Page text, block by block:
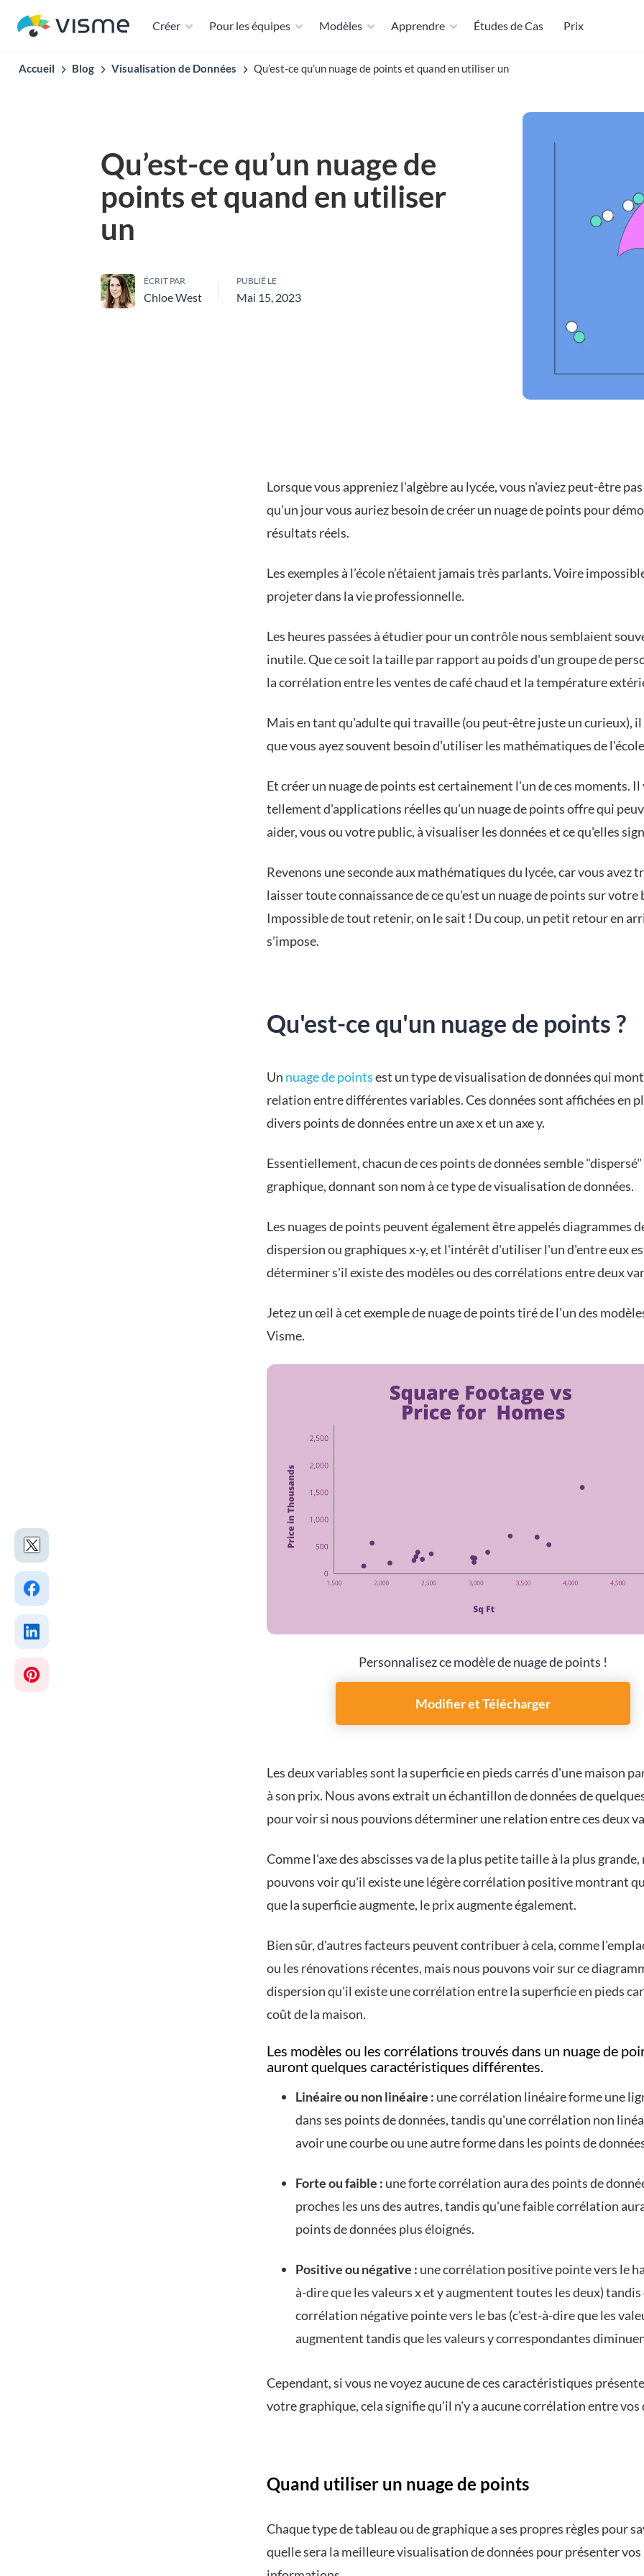
Créer Pour les équipes Modèles Apprendre Études de Cas Prix
Accueil Blog Visualisation de Données Qu’est-ce qu’un nuage de points et quand en utiliser un
Qu’est-ce qu’un nuage de
points et quand en utiliser
un
ÉCRIT PAR
Chloe West
PUBLIÉ LE
Mai 15, 2023
Lorsque vous appreniez l'algèbre au lycée, vous n'aviez peut-être
qu'un jour vous auriez besoin de créer un nuage de points pour
résultats réels.
Les exemples à l’école n’étaient jamais très parlants. Voire
projeter dans la vie professionnelle.
Les heures passées à étudier pour un contrôle nous semblaient
inutile. Que ce soit la taille par rapport au poids d'un groupe de
la corrélation entre les ventes de café chaud et la température
Mais en tant qu'adulte qui travaille (ou peut-être juste un curieux), il
que vous ayez souvent besoin d'utiliser les mathématiques de
Et créer un nuage de points est certainement l'un de ces moments. Il
tellement d'applications réelles qu'un nuage de points offre qui
aider, vous ou votre public, à visualiser les données et ce qu'elles
Revenons une seconde aux mathématiques du lycée, car vous avez
laisser toute connaissance de ce qu'est un nuage de points sur votre
Impossible de tout retenir, on le sait ! Du coup, un petit retour en
s’impose.
Qu'est-ce qu'un nuage de points ?
Un nuage de pointsest un type de visualisation de données qui
relation entre différentes variables. Ces données sont affichées en
divers points de données entre un axe x et un axe y.
Essentiellement, chacun de ces points de données semble
graphique, donnant son nom à ce type de visualisation de données.
Les nuages de points peuvent également être appelés diagrammes
dispersion ou graphiques x-y, et l'intérêt d'utiliser l'un d'entre eux
déterminer s'il existe des modèles ou des corrélations entre deux
Jetez un œil à cet exemple de nuage de points tiré de l'un des
Visme.
Personnalisez ce modèle de nuage de points !
Modifier et Télécharger
Les deux variables sont la superficie en pieds carrés d'une maison
à son prix. Nous avons extrait un échantillon de données de
pour voir si nous pouvions déterminer une relation entre ces deux
Comme l'axe des abscisses va de la plus petite taille à la plus grande,
pouvons voir qu'il existe une légère corrélation positive montrant
que la superficie augmente, le prix augmente également.
Bien sûr, d'autres facteurs peuvent contribuer à cela, comme
ou les rénovations récentes, mais nous pouvons voir sur ce
dispersion qu'il existe une corrélation entre la superficie en pieds
coût de la maison.
Les modèles ou les corrélations trouvés dans un nuage de
auront quelques caractéristiques différentes.
Linéaire ou non linéaire : une corrélation linéaire forme une
dans ses points de données, tandis qu'une corrélation non
avoir une courbe ou une autre forme dans les points de
Forte ou faible : une forte corrélation aura des points de
proches les uns des autres, tandis qu'une faible corrélation
points de données plus éloignés.
Positive ou négative : une corrélation positive pointe vers le
à-dire que les valeurs x et y augmentent toutes les deux)
corrélation négative pointe vers le bas (c'est-à-dire que les
augmentent tandis que les valeurs y correspondantes
Cependant, si vous ne voyez aucune de ces caractéristiques
votre graphique, cela signifie qu'il n'y a aucune corrélation entre vos
Quand utiliser un nuage de points
Chaque type de tableau ou de graphique a ses propres règles pour
quelle sera la meilleure visualisation de données pour présenter vos